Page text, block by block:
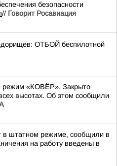
безопасности
// Говорит Росавиация
ОТБОЙ беспилотной
режим «КОВЁР». Закрыто
высотах. Об этом сообщили
в штатном режиме, сообщили в
на работу введены в